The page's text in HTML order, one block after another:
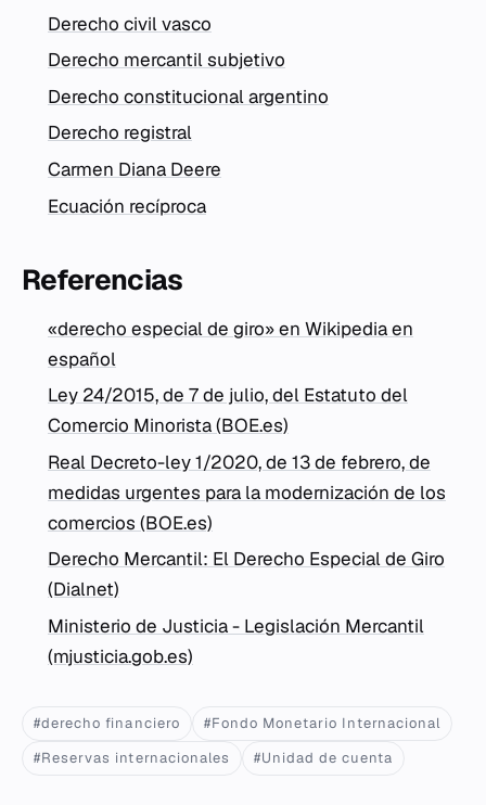
Derecho civil vasco
Derecho mercantil subjetivo
Derecho constitucional argentino
Derecho registral
Carmen Diana Deere
Ecuación recíproca
Referencias
«derecho especial de giro» en Wikipedia en
español
Ley 24/2015, de 7 de julio, del Estatuto del
Comercio Minorista (BOE.es)
Real Decreto-ley 1/2020, de 13 de febrero, de
medidas urgentes para la modernización de los
comercios (BOE.es)
Derecho Mercantil: El Derecho Especial de Giro
(Dialnet)
Ministerio de Justicia - Legislación Mercantil
(mjusticia.gob.es)
#derecho financiero
#Fondo Monetario Internacional
#Reservas internacionales
#Unidad de cuenta